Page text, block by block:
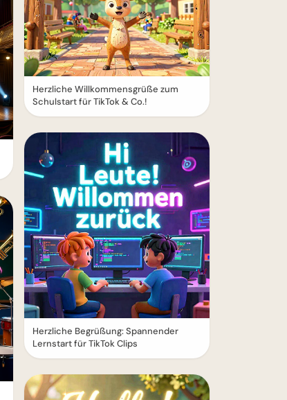
Herzliche Willkommensgrüße zum
Schulstart für TikTok & Co.!
Herzliche Begrüßung: Spannender
Lernstart für TikTok Clips